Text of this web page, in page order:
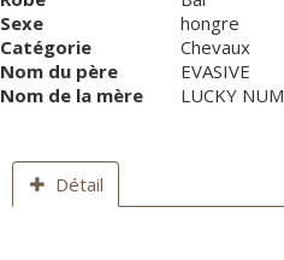
Sexe
hongre
Catégorie
Chevaux
Nom du père
EVASIVE
Nom de la mère
LUCKY
Détail